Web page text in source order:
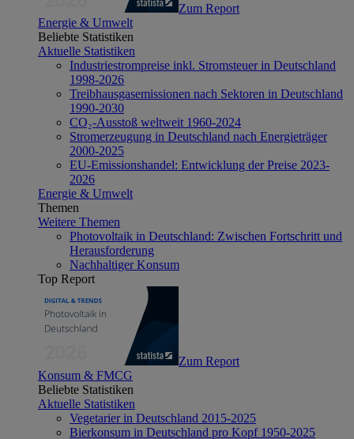
Zum Report
Energie & Umwelt
Beliebte Statistiken
Aktuelle Statistiken
Industriestrompreise inkl. Stromsteuer in Deutschland
1998-2026
Treibhausgasemissionen nach Sektoren in Deutschland
1990-2030
CO₂-Ausstoß weltweit 1960-2024
Stromerzeugung in Deutschland nach Energieträger
2000-2025
EU-Emissionshandel: Entwicklung der Preise 2023-
2026
Energie & Umwelt
Themen
Weitere Themen
Photovoltaik in Deutschland: Zwischen Fortschritt und
Herausforderung
Nachhaltiger Konsum
Top Report
Zum Report
Konsum & FMCG
Beliebte Statistiken
Aktuelle Statistiken
Vegetarier in Deutschland 2015-2025
Bierkonsum in Deutschland pro Kopf 1950-2025